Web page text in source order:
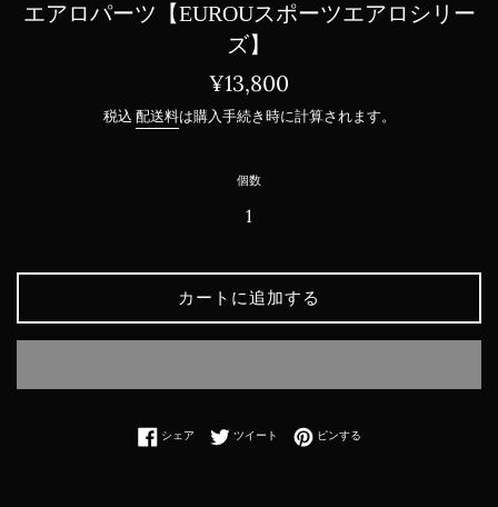
エアロパーツ【EUROUスポーツエアロシリー
ズ】
通
価
¥13,800
税込 配送料は購入手続き時に計算されます。
個数
カートに追加する
シェアFacebookでシェアする
ツイート Twitterに投稿する
ピンするPinterestでピンする